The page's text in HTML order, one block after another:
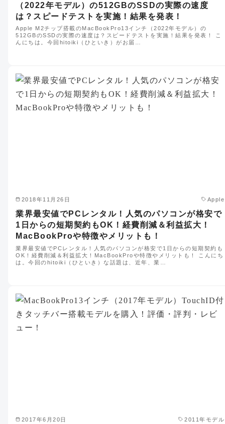
（2022年モデル）の512GBのSSDの実際の速度
は？スピードテストを実施！結果を発表！
Apple M2チップ搭載のMacBookPro13インチ（2022年モデル）の
512GBのSSDの実際の速度は？スピードテストを実施！結果を発表！ こ
んにちは。今回hitoiki（ひといき）がお届…
2018年11月26日 Apple
業界最安値でPCレンタル！人気のパソコンが格安で
1日からの短期契約もOK！経費削減＆利益拡大！
MacBookProや特徴やメリットも！
業界最安値でPCレンタル！人気のパソコンが格安で1日からの短期契約も
OK！経費削減＆利益拡大！MacBookProや特徴やメリットも！ こんにち
は。今回のhitoiki（ひといき）な話題は、近年、業…
2017年6月20日 2011年モデル